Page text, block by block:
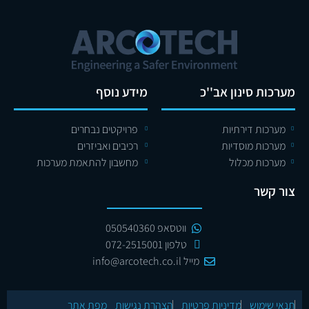
מערכות סינון אב''כ
מערכות דירתיות
מערכות מוסדיות
מערכות מכלול
מידע נוסף
פרויקטים נבחרים
רכיבים ואביזרים
מחשבון להתאמת מערכות
צור קשר
ווטסאפ 050540360
טלפון 072-2515001
מייל info@arcotech.co.il
תנאי שימוש מדיניות פרטיות הצהרת נגישות מפת אתר